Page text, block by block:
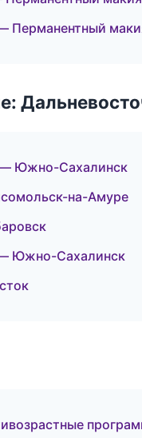
Перманентный
— Южно-Сахалинск
на-Амуре
Южно-Сахалинск